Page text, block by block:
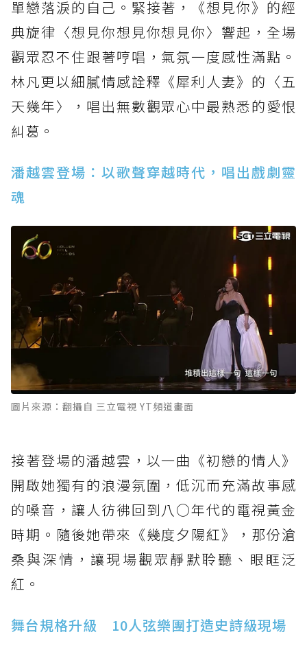
單戀落淚的自己。緊接著，《想見你》的經
典旋律〈想見你想見你想見你〉響起，全場
觀眾忍不住跟著哼唱，氣氛一度感性滿點。
林凡更以細膩情感詮釋《犀利人妻》的〈五
天幾年〉，唱出無數觀眾心中最熟悉的愛恨
糾葛。
潘越雲登場：以歌聲穿越時代，唱出戲劇靈
魂
圖片來源：翻攝自 三立電視 YT頻道畫面
接著登場的潘越雲，以一曲《初戀的情人》
開啟她獨有的浪漫氛圍，低沉而充滿故事感
的嗓音，讓人彷彿回到八○年代的電視黃金
時期。隨後她帶來《幾度夕陽紅》，那份滄
桑與深情，讓現場觀眾靜默聆聽、眼眶泛
紅。
舞台規格升級 10人弦樂團打造史詩級現場